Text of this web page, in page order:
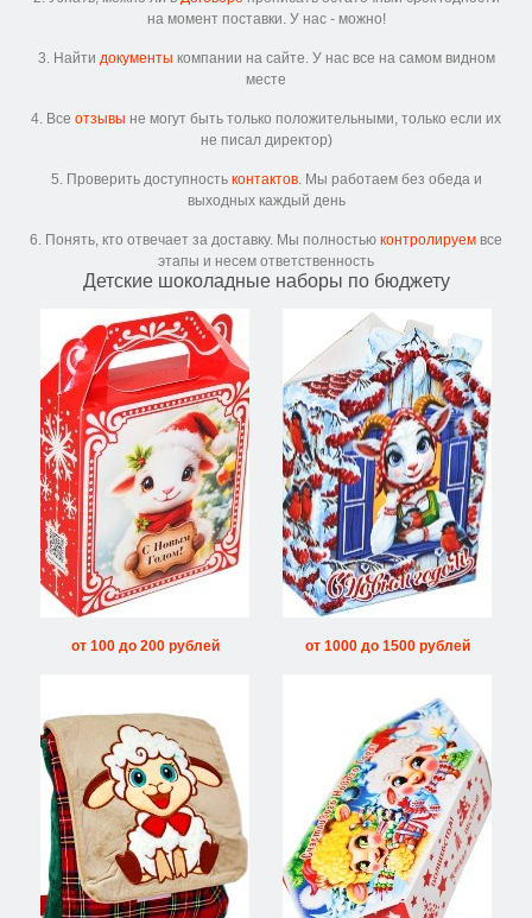
на момент поставки. У нас - можно!
3. Найти документы компании на сайте. У нас все на самом видном
месте
4. Все отзывы не могут быть только положительными, только если их
не писал директор)
5. Проверить доступность контактов. Мы работаем без обеда и
выходных каждый день
6. Понять, кто отвечает за доставку. Мы полностью контролируем все
этапы и несем ответственность
Детские шоколадные наборы по бюджету
от 100 до 200 рублей от 1000 до 1500 рублей